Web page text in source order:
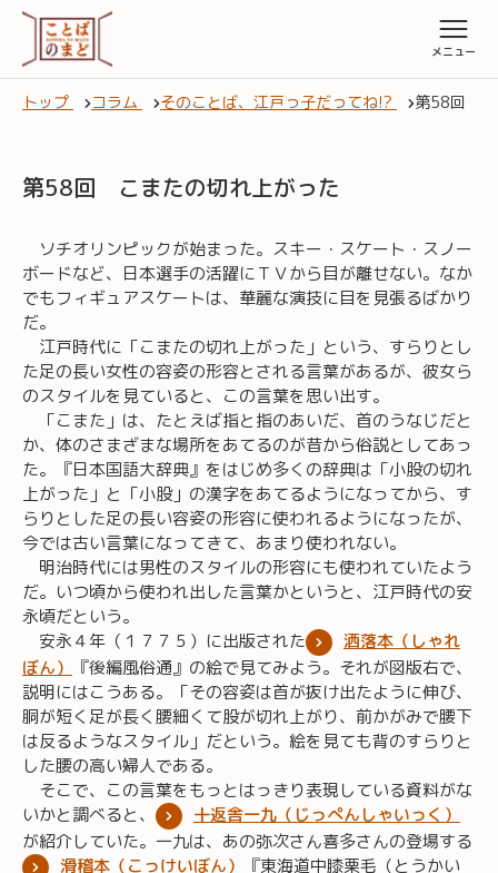
トップ コラム そのことば、江戸っ子だってね!? 第58回 こ
第58回 こまたの切れ上がった
ソチオリンピックが始まった。スキー・スケート・スノー
ボードなど、日本選手の活躍にＴＶから目が離せない。なか
でもフィギュアスケートは、華麗な演技に目を見張るばかり
だ。
江戸時代に「こまたの切れ上がった」という、すらりとし
た足の長い女性の容姿の形容とされる言葉があるが、彼女ら
のスタイルを見ていると、この言葉を思い出す。
「こまた」は、たとえば指と指のあいだ、首のうなじだと
か、体のさまざまな場所をあてるのが昔から俗説としてあっ
た。『日本国語大辞典』をはじめ多くの辞典は「小股の切れ
上がった」と「小股」の漢字をあてるようになってから、す
らりとした足の長い容姿の形容に使われるようになったが、
今では古い言葉になってきて、あまり使われない。
明治時代には男性のスタイルの形容にも使われていたよう
だ。いつ頃から使われ出した言葉かというと、江戸時代の安
永頃だという。
安永４年（１７７５）に出版された
洒落本（しゃれ
ぼん）
『後編風俗通』の絵で見てみよう。それが図版右で、
説明にはこうある。「その容姿は首が抜け出たように伸び、
胴が短く足が長く腰細くて股が切れ上がり、前かがみで腰下
は反るようなスタイル」だという。絵を見ても背のすらりと
した腰の高い婦人である。
そこで、この言葉をもっとはっきり表現している資料がな
いかと調べると、
十返舎一九（じっぺんしゃいっく）
が紹介していた。一九は、あの弥次さん喜多さんの登場する
滑稽本（こっけいぼん）
『東海道中膝栗毛（とうかい